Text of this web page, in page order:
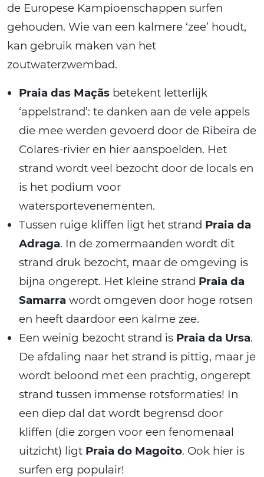
de Europese Kampioenschappen surfen
gehouden. Wie van een kalmere ‘zee’ houdt,
kan gebruik maken van het
zoutwaterzwembad.
Praia das Maçãs betekent letterlijk
‘appelstrand’: te danken aan de vele appels
die mee werden gevoerd door de Ribeira de
Colares-rivier en hier aanspoelden. Het
strand wordt veel bezocht door de locals en
is het podium voor
watersportevenementen.
Tussen ruige kliffen ligt het strand Praia da
Adraga. In de zomermaanden wordt dit
strand druk bezocht, maar de omgeving is
bijna ongerept. Het kleine strand Praia da
Samarra wordt omgeven door hoge rotsen
en heeft daardoor een kalme zee.
Een weinig bezocht strand is Praia da Ursa.
De afdaling naar het strand is pittig, maar je
wordt beloond met een prachtig, ongerept
strand tussen immense rotsformaties! In
een diep dal dat wordt begrensd door
kliffen (die zorgen voor een fenomenaal
uitzicht) ligt Praia do Magoito. Ook hier is
surfen erg populair!